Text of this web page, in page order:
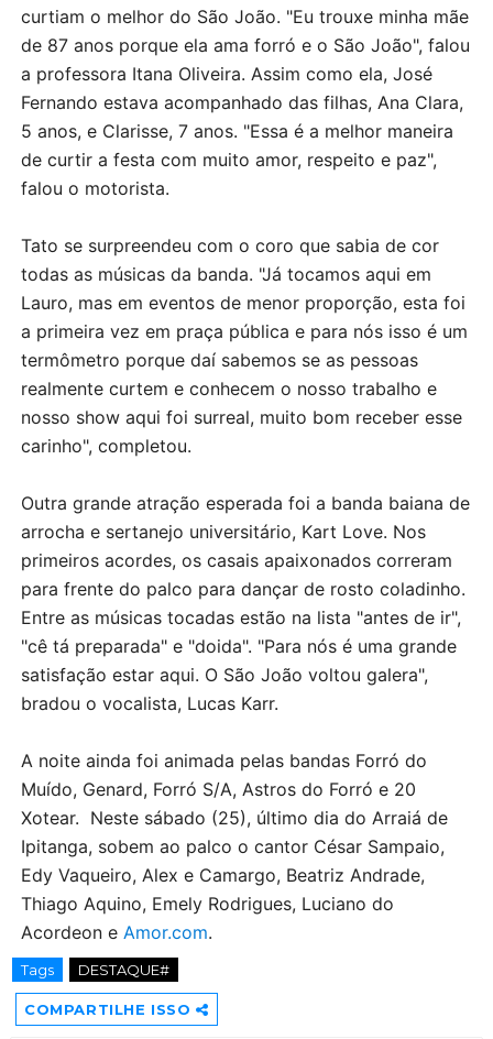
curtiam o melhor do São João. "Eu trouxe minha mãe
de 87 anos porque ela ama forró e o São João", falou
a professora Itana Oliveira. Assim como ela, José
Fernando estava acompanhado das filhas, Ana Clara,
5 anos, e Clarisse, 7 anos. "Essa é a melhor maneira
de curtir a festa com muito amor, respeito e paz",
falou o motorista.
Tato se surpreendeu com o coro que sabia de cor
todas as músicas da banda. "Já tocamos aqui em
Lauro, mas em eventos de menor proporção, esta foi
a primeira vez em praça pública e para nós isso é um
termômetro porque daí sabemos se as pessoas
realmente curtem e conhecem o nosso trabalho e
nosso show aqui foi surreal, muito bom receber esse
carinho", completou.
Outra grande atração esperada foi a banda baiana de
arrocha e sertanejo universitário, Kart Love. Nos
primeiros acordes, os casais apaixonados correram
para frente do palco para dançar de rosto coladinho.
Entre as músicas tocadas estão na lista "antes de ir",
"cê tá preparada" e "doida". "Para nós é uma grande
satisfação estar aqui. O São João voltou galera",
bradou o vocalista, Lucas Karr.
A noite ainda foi animada pelas bandas Forró do
Muído, Genard, Forró S/A, Astros do Forró e 20
Xotear. Neste sábado (25), último dia do Arraiá de
Ipitanga, sobem ao palco o cantor César Sampaio,
Edy Vaqueiro, Alex e Camargo, Beatriz Andrade,
Thiago Aquino, Emely Rodrigues, Luciano do
Acordeon e Amor.com.
Tags DESTAQUE#
COMPARTILHE ISSO